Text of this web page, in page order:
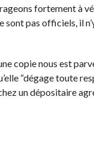
fortement à
sont pas officiels, il
copie nous est
“dégage toute
un dépositaire